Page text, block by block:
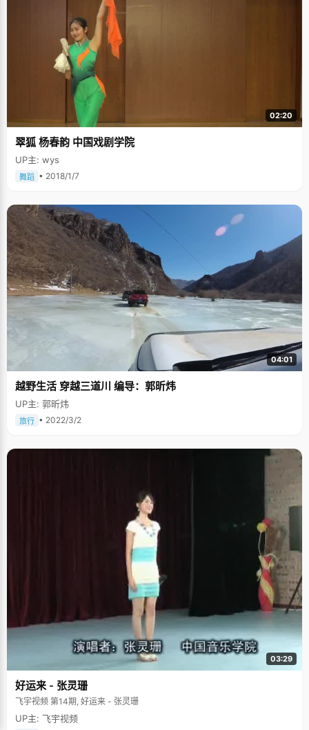
02:20
翠狐 杨春韵 中国戏剧学院
UP主: wys
舞蹈 • 2018/1/7
04:01
越野生活 穿越三道川 编导：郭昕炜
UP主: 郭昕炜
旅行 • 2022/3/2
03:29
好运来 - 张灵珊
飞宇视频 第14期, 好运来 - 张灵珊
UP主: 飞宇视频